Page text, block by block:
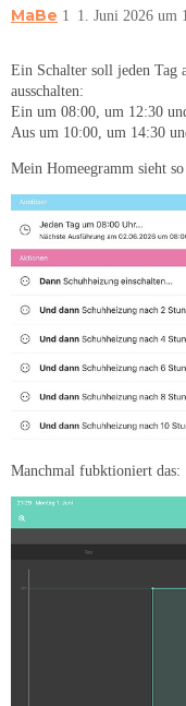
MaBe 1. Juni 2026 um
1
Ein Schalter soll jeden Tag
ausschalten:
Ein um 08:00, um 12:30
Aus um 10:00, um 14:30
Mein Homeegramm sieht so
Manchmal fubktioniert das: